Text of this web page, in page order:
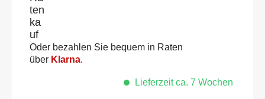
Oder bezahlen Sie bequem in Raten
über Klarna.
Lieferzeit ca. 7 Wochen